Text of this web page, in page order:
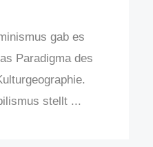
gab es
Paradigma des
stellt ...